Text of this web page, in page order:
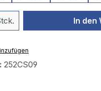
Gib denIn den
252CS09